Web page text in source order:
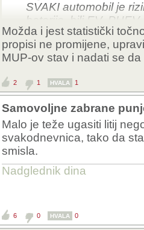
SVAKI automobil je
baterije, bili EV,
EV bili riskantniji.
tome je cijela stvar.
za garaže ili nešto
Možda i jest statistički
propisi ne promijene,
MUP-ov stav i nadati se
2 1 HVALA 1
Samovoljne zabrane
Malo je teže ugasiti litij
svakodnevnica, tako da
smisla.
Nadglednik dina
6 0 HVALA 0